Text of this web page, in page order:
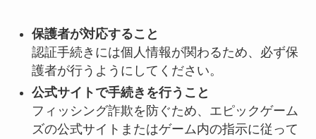
保護者が対応すること
認証手続きには個人情報が関わるため、必ず保
護者が行うようにしてください。
公式サイトで手続きを行うこと
フィッシング詐欺を防ぐため、エピックゲーム
ズの公式サイトまたはゲーム内の指示に従って